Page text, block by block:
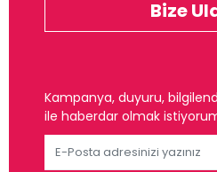
Bize
Kampanya, duyuru,
ile haberdar olmak